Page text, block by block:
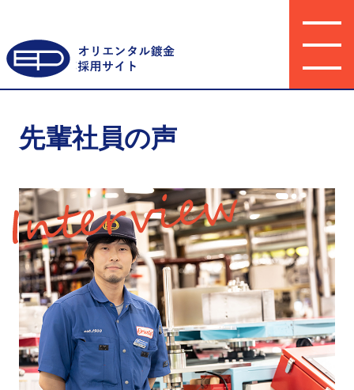
代表メッセージ
キャリアプラン
先輩社員の声
働き方改革
ブログ
エントリー
エントリー
先輩社員の声